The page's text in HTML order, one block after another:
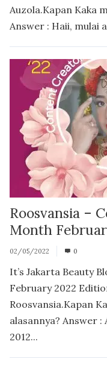
Auzola.Kapan Kaka
Answer : Haii, mulai
Roosvansia –
Month
02/05/2022 0
It’s Jakarta Beauty
February 2022
Roosvansia.Kapan
alasannya? Answer :
2012...